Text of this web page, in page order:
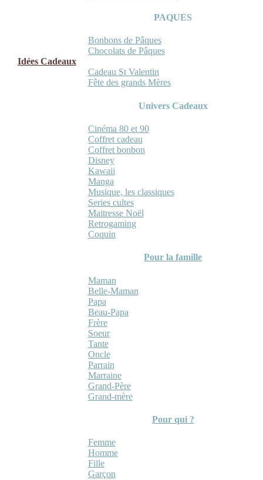
PAQUES
Bonbons de Pâques
Chocolats de Pâques
Idées Cadeaux
Cadeau St Valentin
Fête des grands Mères
Univers Cadeaux
Cinéma 80 et 90
Coffret cadeau
Coffret bonbon
Disney
Kawaii
Manga
Musique, les classiques
Series cultes
Maitresse Noël
Retrogaming
Coquin
Pour la famille
Maman
Belle-Maman
Papa
Beau-Papa
Frère
Soeur
Tante
Oncle
Parrain
Marraine
Grand-Père
Grand-mère
Pour qui ?
Femme
Homme
Fille
Garçon